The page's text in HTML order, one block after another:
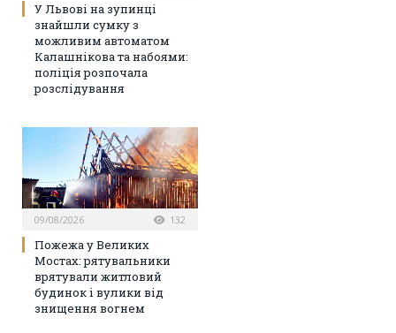
У Львові на зупинці
знайшли сумку з
можливим автоматом
Калашнікова та набоями:
поліція розпочала
розслідування
09/08/2026 132
Пожежа у Великих
Мостах: рятувальники
врятували житловий
будинок і вулики від
знищення вогнем